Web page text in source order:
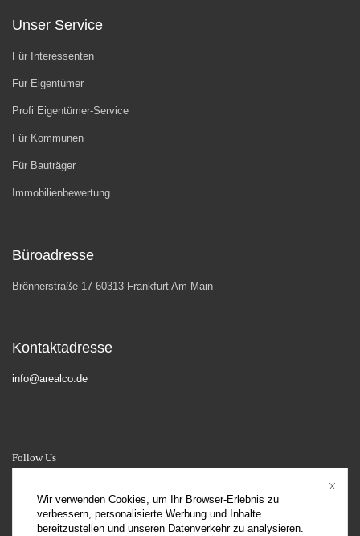
Wir verwenden Cookies, um Ihr Browser-Erlebnis zu
verbessern, personalisierte Werbung und Inhalte
bereitzustellen und unseren Datenverkehr zu analysieren.
Unser Service
Für Interessenten
Für Eigentümer
Profi Eigentümer-Service
Für Kommunen
Für Bauträger
Immobilienbewertung
Büroadresse
Brönnerstraße 17 60313 Frankfurt Am Main
Kontaktadresse
info@arealco.de
Follow Us